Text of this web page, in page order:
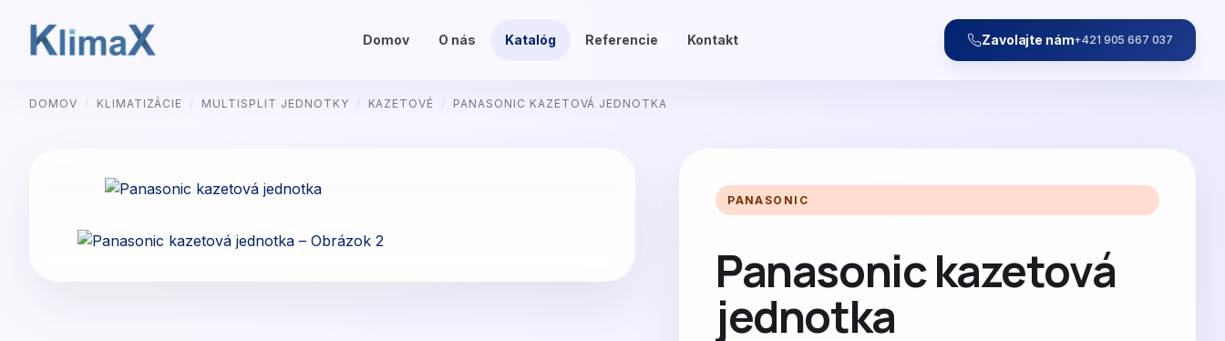
Domov O nás Katalóg Referencie Kontakt Zavolajte nám+421 905 667 037
DOMOV / KLIMATIZÁCIE / MULTISPLIT JEDNOTKY / KAZETOVÉ / PANASONIC KAZETOVÁ JEDNOTKA
PANASONIC
Panasonic kazetová
jednotka